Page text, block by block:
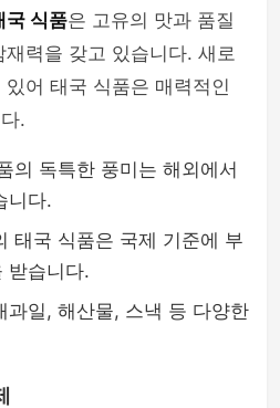
국 식품은 고유의 맛과 품질
력을 갖고 있습니다. 새로
어 태국 식품은 매력적인
.
의 독특한 풍미는 해외에서
니다.
태국 식품은 국제 기준에 부
받습니다.
과일, 해산물, 스낵 등 다양한